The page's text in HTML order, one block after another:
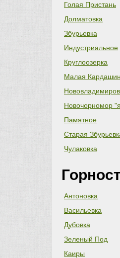
Голая Пристань
Долматовка
Збурьевка
Индустриальное
Круглоозерка
Малая
Новочорномор
Памятное
Старая
Чулаковка
Антоновка
Васильевка
Дубовка
Зеленый Под
Каиры